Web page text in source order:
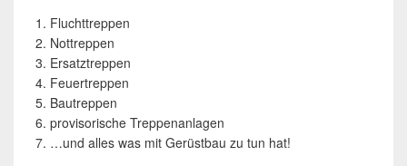
Fluchttreppen
Nottreppen
Ersatztreppen
Feuertreppen
Bautreppen
provisorische Treppenanlagen
…und alles was mit Gerüstbau zu tun hat!